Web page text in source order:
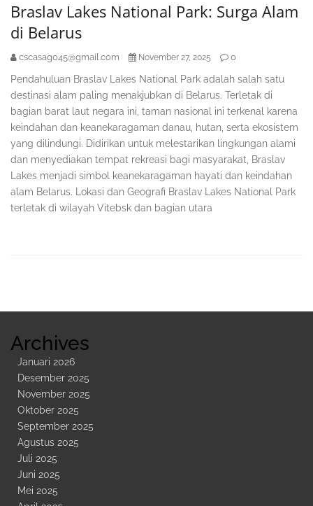
Braslav Lakes National Park: Surga Alam
di Belarus
cscasag045@gmail.com November 27, 2025 0
Pendahuluan Braslav Lakes National Park adalah salah satu
destinasi alam paling menakjubkan di Belarus. Terletak di
bagian barat laut negara ini, taman nasional ini terkenal karena
keindahan dan keanekaragaman danau, hutan, serta ekosistem
yang dilindungi. Didirikan untuk melestarikan lingkungan alami
dan menyediakan tempat rekreasi bagi masyarakat, Braslav
Lakes menjadi simbol keanekaragaman hayati dan keindahan
alam Belarus. Lokasi dan Geografi Braslav Lakes National Park
terletak di wilayah Vitebsk dan bagian utara
Archives
Januari 2026
Desember 2025
November 2025
Oktober 2025
September 2025
Agustus 2025
Juli 2025
Juni 2025
Mei 2025